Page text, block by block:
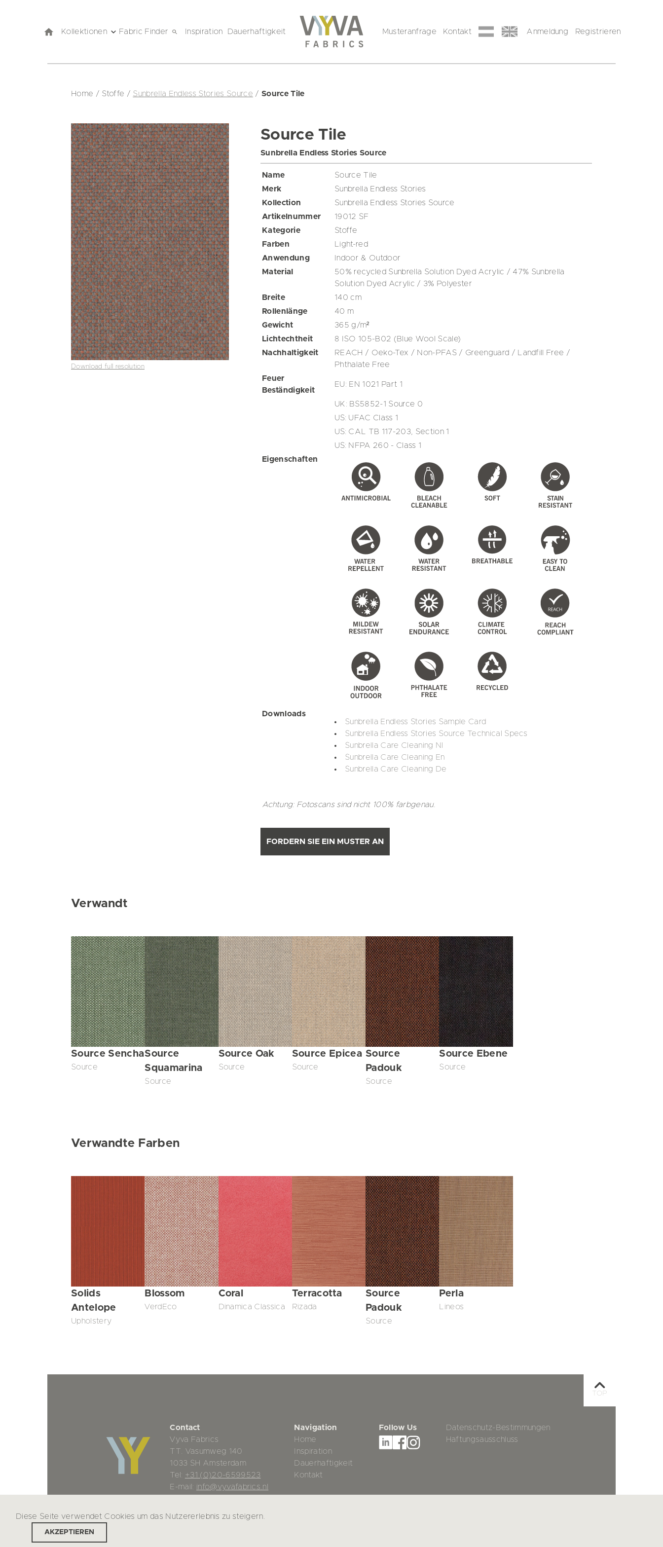
Kollektionen Fabric Finder Inspiration Dauerhaftigkeit Musteranfrage Kontakt Anmeldung Registrieren
Home / Stoffe / Sunbrella Endless Stories Source / Source Tile
Download full resolution
Source Tile
Sunbrella Endless Stories Source
Name
Source Tile
Merk
Sunbrella Endless Stories
Kollection
Sunbrella Endless Stories Source
Artikelnummer
19012 SF
Kategorie
Stoffe
Farben
Light-red
Anwendung
Indoor & Outdoor
Material
50% recycled Sunbrella Solution Dyed Acrylic / 47% Sunbrella
Solution Dyed Acrylic / 3% Polyester
Breite
140cm
Rollenlänge
40 m
Gewicht
365g/m²
Lichtechtheit
8 ISO 105-B02 (Blue Wool Scale)
Nachhaltigkeit
REACH / Oeko-Tex / Non-PFAS / Greenguard / Landfill Free /
Phthalate Free
Feuer
Beständigkeit
EU: EN 1021 Part 1
UK: BS5852-1 Source 0
US: UFAC Class 1
US: CAL TB 117-203, Section 1
US: NFPA 260 - Class 1
Eigenschaften
Downloads
Sunbrella Endless Stories Sample Card
Sunbrella Endless Stories Source Technical Specs
Sunbrella Care Cleaning Nl
Sunbrella Care Cleaning En
Sunbrella Care Cleaning De
Achtung: Fotoscans sind nicht 100% farbgenau.
FORDERN SIE EIN MUSTER AN
Verwandt
Source Sencha
Source
Source
Squamarina
Source
Source Oak
Source
Source Epicea
Source
Source
Padouk
Source
Source Ebene
Source
Verwandte Farben
Solids
Antelope
Upholstery
Blossom
VerdEco
Coral
Dinamica Classica
Terracotta
Rizada
Source
Padouk
Source
Perla
Lineos
Contact
Vyva Fabrics
TT. Vasumweg 140
1033 SH Amsterdam
Tel: +31 (0)20-6599523
E-mail: info@vyvafabrics.nl
Navigation
Home
Inspiration
Dauerhaftigkeit
Kontakt
Follow Us
Datenschutz-Bestimmungen
Haftungsausschluss
TOP
Diese Seite verwendet Cookies um das Nutzererlebnis zu steigern.
AKZEPTIEREN